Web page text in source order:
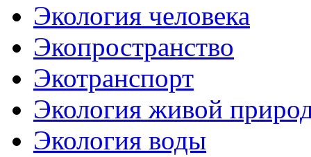
Экология человека
Экопространство
Экотранспорт
Экология живой
Экология воды